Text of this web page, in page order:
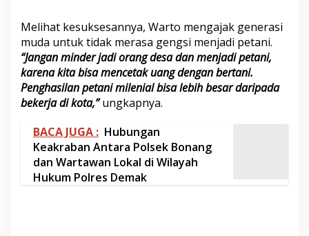
Melihat kesuksesannya, Warto mengajak generasi
muda untuk tidak merasa gengsi menjadi petani.
“Jangan minder jadi orang desa dan menjadi petani,
karena kita bisa mencetak uang dengan bertani.
Penghasilan petani milenial bisa lebih besar daripada
bekerja di kota,”ungkapnya.
BACA JUGA : Hubungan
Keakraban Antara Polsek Bonang
dan Wartawan Lokal di Wilayah
Hukum Polres Demak